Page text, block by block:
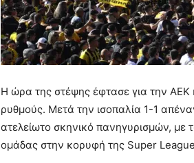
Η ώρα της στέψης έφτασε για την ΑΕΚ
ρυθμούς. Μετά την ισοπαλία 1-1
ατελείωτο σκηνικό πανηγυρισμών, με
ομάδας στην κορυφή της Super